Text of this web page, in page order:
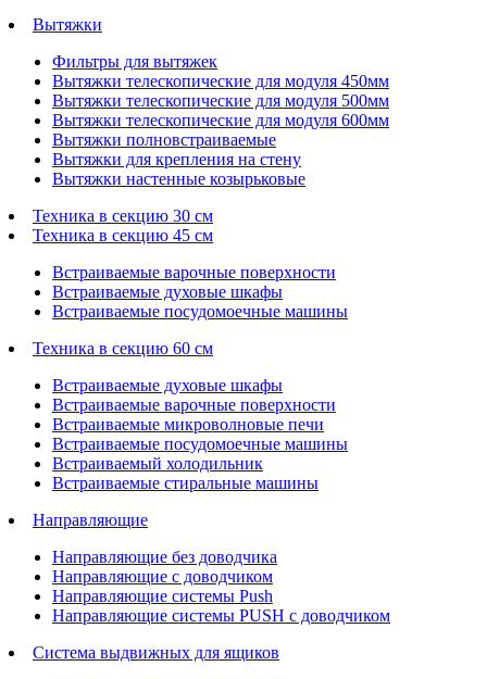
Вытяжки
Фильтры для вытяжек
Вытяжки телескопические для модуля 450мм
Вытяжки телескопические для модуля 500мм
Вытяжки телескопические для модуля 600мм
Вытяжки полновстраиваемые
Вытяжки для крепления на стену
Вытяжки настенные козырьковые
Техника в секцию 30 см
Техника в секцию 45 см
Встраиваемые варочные поверхности
Встраиваемые духовые шкафы
Встраиваемые посудомоечные машины
Техника в секцию 60 см
Встраиваемые духовые шкафы
Встраиваемые варочные поверхности
Встраиваемые микроволновые печи
Встраиваемые посудомоечные машины
Встраиваемый холодильник
Встраиваемые стиральные машины
Направляющие
Направляющие без доводчика
Направляющие с доводчиком
Направляющие системы Push
Направляющие системы PUSH с доводчиком
Система выдвижных для ящиков